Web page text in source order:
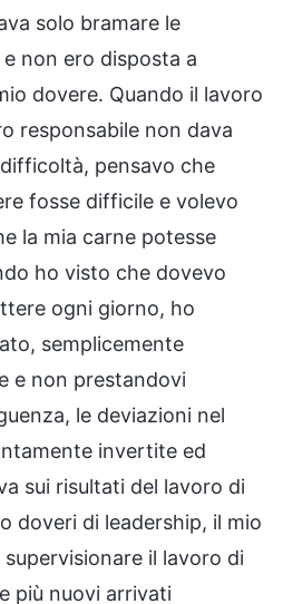
solo bramare le
non ero disposta a
dovere. Quando il lavoro
responsabile non dava
pensavo che
fosse difficile e volevo
la mia carne potesse
ho visto che dovevo
ogni giorno, ho
semplicemente
e non prestandovi
le deviazioni nel
invertite ed
sui risultati del lavoro di
doveri di leadership, il mio
il lavoro di
più nuovi arrivati